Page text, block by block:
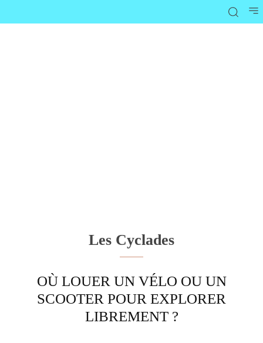
Les Cyclades
OÙ LOUER UN VÉLO OU UN
SCOOTER POUR EXPLORER
LIBREMENT ?